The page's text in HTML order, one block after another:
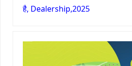
है, Dealership,2025